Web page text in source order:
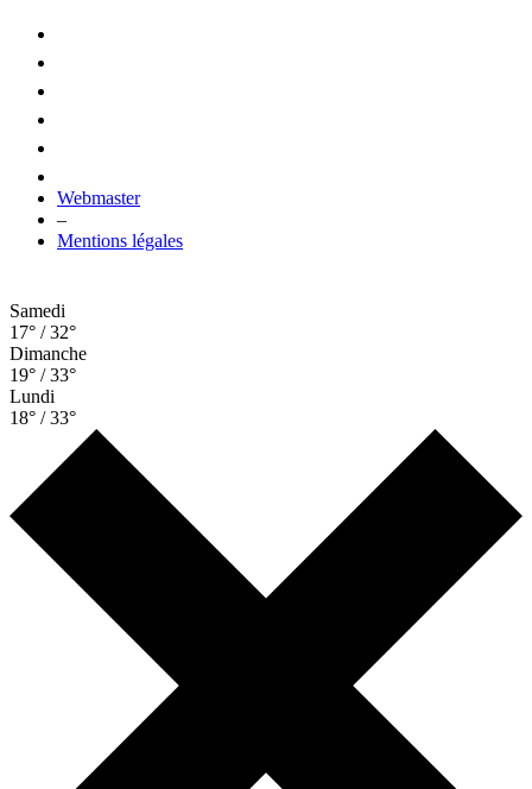
Webmaster
–
Mentions légales
Samedi
17° / 32°
Dimanche
19° / 33°
Lundi
18° / 33°